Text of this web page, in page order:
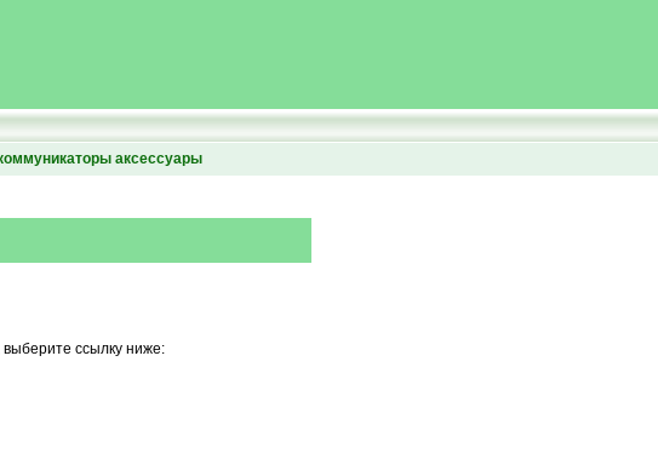
аксессуары
ссылку ниже: